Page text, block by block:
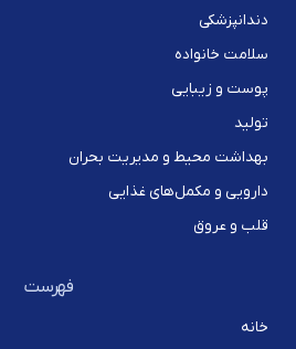
دندانپزشکی
سلامت خانواده
پوست و زیبایی
تولید
بهداشت محیط و مدیریت بحران
دارویی و مکمل‌های غذایی
قلب و عروق
فهرست
خانه